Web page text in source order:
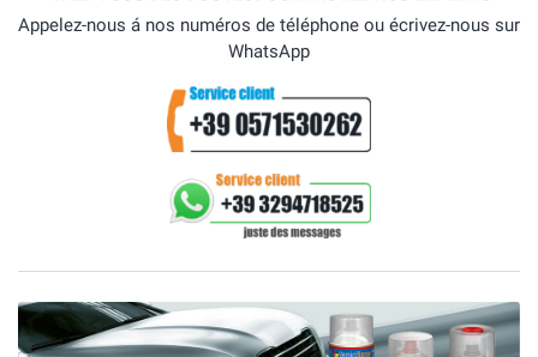
Appelez-nous á nos numéros de téléphone ou écrivez-nous sur
WhatsApp